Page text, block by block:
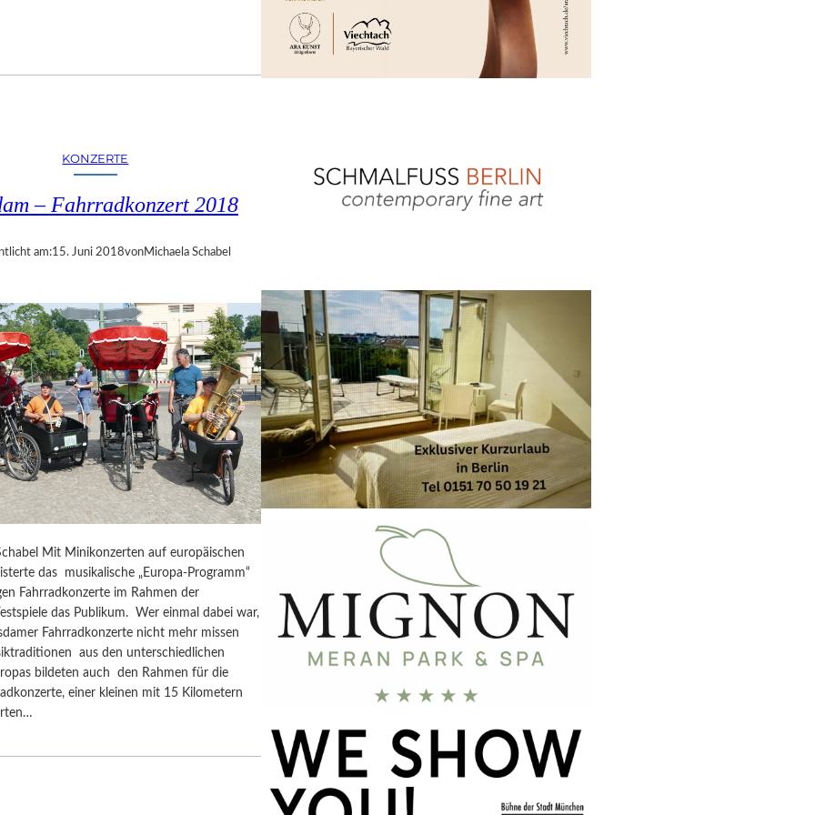
KONZERTE
– Fahrradkonzert 2018
am:15. Juni 2018vonMichaela Schabel
Mit Minikonzerten auf europäischen
das musikalische „Europa-Programm“
Fahrradkonzerte im Rahmen der
das Publikum. Wer einmal dabei war,
Fahrradkonzerte nicht mehr missen
aus den unterschiedlichen
bildeten auch den Rahmen für die
einer kleinen mit 15 Kilometern